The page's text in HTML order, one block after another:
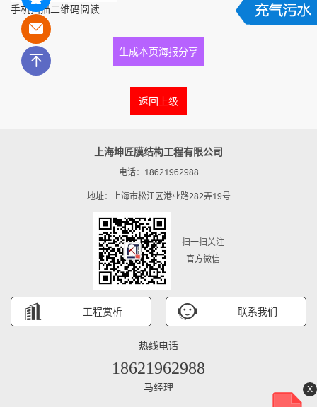
手机扫描二维码阅读
生成本页海报分享
返回上级
上海坤匠膜结构工程有限公司
电话：18621962988
地址：上海市松江区港业路282弄19号
扫一扫关注
官方微信
工程赏析 联系我们
热线电话
18621962988
马经理 X